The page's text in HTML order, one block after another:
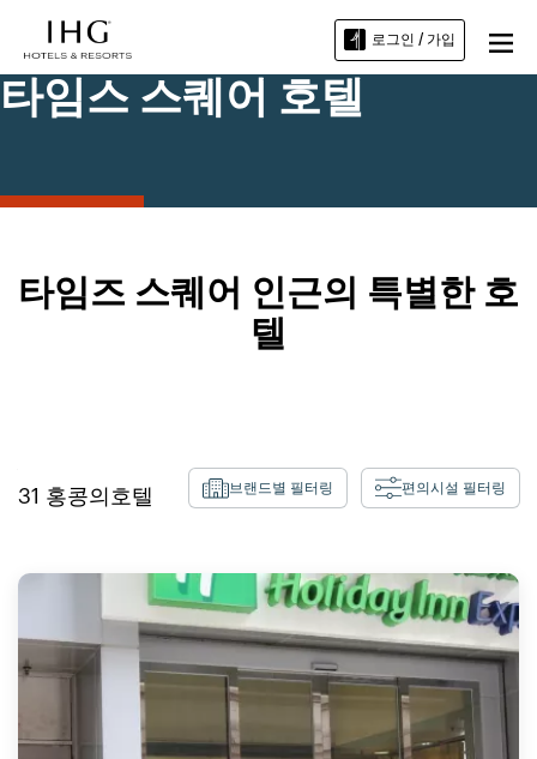
로그인 / 가입
타임스 스퀘어 호텔
타임즈 스퀘어 인근의 특별한 호
텔
31 홍콩의 호텔 브랜드별 필터링 편의시설 필터링